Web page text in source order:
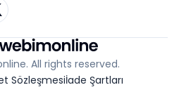
All rights reserved.
Sözleşmesiİade Şartları